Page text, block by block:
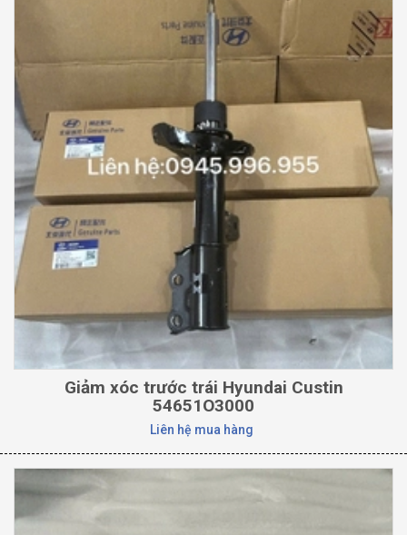
Giảm xóc trước trái Hyundai Custin
54651O3000
Liên hệ mua hàng